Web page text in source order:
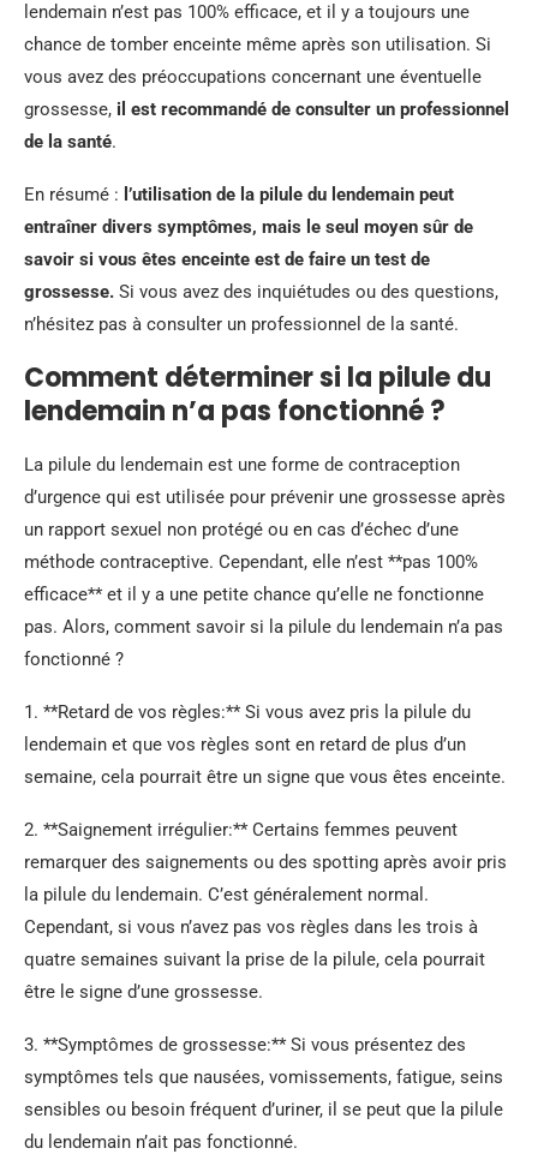
lendemain n’est pas 100% efficace, et il y a toujours une
chance de tomber enceinte même après son utilisation. Si
vous avez des préoccupations concernant une éventuelle
grossesse, il est recommandé de consulter un professionnel
de la santé.
En résumé : l’utilisation de la pilule du lendemain peut
entraîner divers symptômes, mais le seul moyen sûr de
savoir si vous êtes enceinte est de faire un test de
grossesse. Si vous avez des inquiétudes ou des questions,
n’hésitez pas à consulter un professionnel de la santé.
Comment déterminer si la pilule du
lendemain n’a pas fonctionné ?
La pilule du lendemain est une forme de contraception
d’urgence qui est utilisée pour prévenir une grossesse après
un rapport sexuel non protégé ou en cas d’échec d’une
méthode contraceptive. Cependant, elle n’est **pas 100%
efficace** et il y a une petite chance qu’elle ne fonctionne
pas. Alors, comment savoir si la pilule du lendemain n’a pas
fonctionné ?
1. **Retard de vos règles:** Si vous avez pris la pilule du
lendemain et que vos règles sont en retard de plus d’un
semaine, cela pourrait être un signe que vous êtes enceinte.
2. **Saignement irrégulier:** Certains femmes peuvent
remarquer des saignements ou des spotting après avoir pris
la pilule du lendemain. C’est généralement normal.
Cependant, si vous n’avez pas vos règles dans les trois à
quatre semaines suivant la prise de la pilule, cela pourrait
être le signe d’une grossesse.
3. **Symptômes de grossesse:** Si vous présentez des
symptômes tels que nausées, vomissements, fatigue, seins
sensibles ou besoin fréquent d’uriner, il se peut que la pilule
du lendemain n’ait pas fonctionné.